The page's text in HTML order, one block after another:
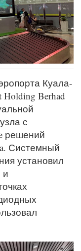
Куала-
Berhad
с
решений
Системный
установил
и